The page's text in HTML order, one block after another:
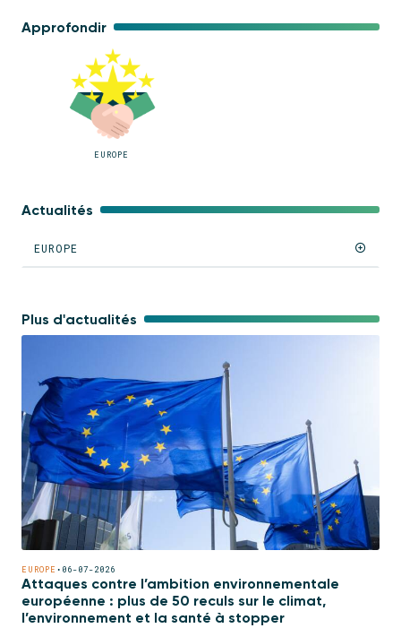
Approfondir
EUROPE
Actualités
EUROPE
Plus d'actualités
EUROPE • 06-07-2026
Attaques contre l’ambition environnementale
européenne : plus de 50 reculs sur le climat,
l’environnement et la santé à stopper